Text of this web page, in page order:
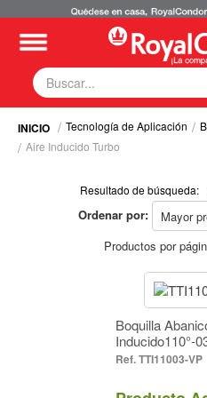
Fumigadoras
Equipos Motorizados
Tecnología de Aplicación
Zona Pecuaria
Zona Veterianaria
Tecnología de Aplicación
Aire Inducido Turbo
Selecciona tus filtros
Fungicidas / Contacto (1)
Fungicidas / Sistémico (1)
Insecticidas / Contacto (1)
TECNOLOGÍA DE
Producto a Aplicar / Modo de
Fungicidas / Contacto (1)
Fungicidas / Sistémico (1)
Resultado de búsqueda:
Ordenar por:
Productos por
Boquilla
Inducido110°-
TTI11003-VP